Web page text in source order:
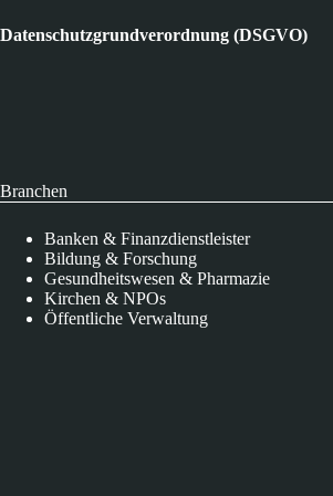
Datenschutzgrundverordnung (DSGVO)
Branchen
Banken & Finanzdienstleister
Bildung & Forschung
Gesundheitswesen & Pharmazie
Kirchen & NPOs
Öffentliche Verwaltung